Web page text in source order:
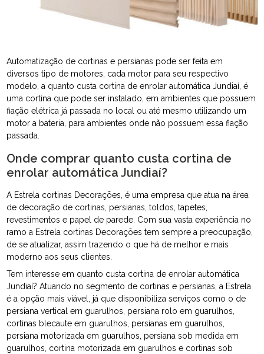
Automatização de cortinas e persianas pode ser feita em
diversos tipo de motores, cada motor para seu respectivo
modelo, a quanto custa cortina de enrolar automática Jundiaí, é
uma cortina que pode ser instalado, em ambientes que possuem
fiação elétrica já passada no local ou até mesmo utilizando um
motor a bateria, para ambientes onde não possuem essa fiação
passada.
Onde comprar quanto custa cortina de
enrolar automática Jundiaí?
A Estrela cortinas Decorações, é uma empresa que atua na área
de decoração de cortinas, persianas, toldos, tapetes,
revestimentos e papel de parede. Com sua vasta experiência no
ramo a Estrela cortinas Decorações tem sempre a preocupação,
de se atualizar, assim trazendo o que há de melhor e mais
moderno aos seus clientes.
Tem interesse em quanto custa cortina de enrolar automática
Jundiaí? Atuando no segmento de cortinas e persianas, a Estrela
é a opção mais viável, já que disponibiliza serviços como o de
persiana vertical em guarulhos, persiana rolo em guarulhos,
cortinas blecaute em guarulhos, persianas em guarulhos,
persiana motorizada em guarulhos, persiana sob medida em
guarulhos, cortina motorizada em guarulhos e cortinas sob